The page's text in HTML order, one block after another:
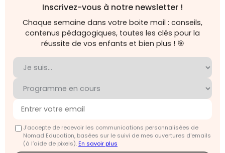
Inscrivez-vous à notre newsletter !
Chaque semaine dans votre boite mail : conseils,
contenus pédagogiques, toutes les clés pour la
réussite de vos enfants et bien plus ! 🎯
J'accepte de recevoir les communications personnalisées de
Nomad Education, basées sur le suivi de mes ouvertures d'emails
(à l’aide de pixels).En savoir plus